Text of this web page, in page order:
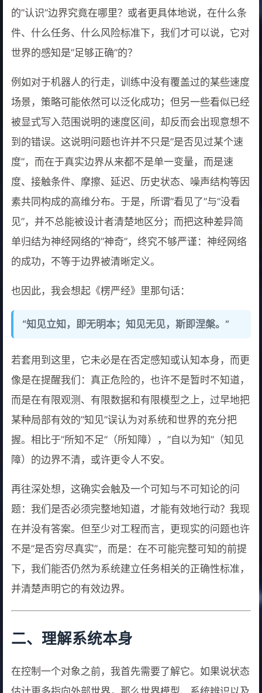
的”认识”边界究竟在哪里？或者更具体地说，在什么条
件、什么任务、什么风险标准下，我们才可以说，它对
世界的感知是”足够正确”的？
例如对于机器人的行走，训练中没有覆盖过的某些速度
场景，策略可能依然可以泛化成功；但另一些看似已经
被显式写入范围说明的速度区间，却反而会出现意想不
到的错误。这说明问题也许并不只是”是否见过某个速
度”，而在于真实边界从来都不是单一变量，而是速
度、接触条件、摩擦、延迟、历史状态、噪声结构等因
素共同构成的高维分布。于是，所谓”看见了”与”没看
见”，并不总能被设计者清楚地区分；而把这种差异简
单归结为神经网络的”神奇”，终究不够严谨：神经网络
的成功，不等于边界被清晰定义。
也因此，我会想起《楞严经》里那句话：
“知见立知，即无明本；知见无见，斯即涅槃。”
若套用到这里，它未必是在否定感知或认知本身，而更
像是在提醒我们：真正危险的，也许不是暂时不知道，
而是在有限观测、有限数据和有限模型之上，过早地把
某种局部有效的”知见”误认为对系统和世界的充分把
握。相比于”所知不足”（所知障），”自以为知”（知见
障）的边界不清，或许更令人不安。
再往深处想，这确实会触及一个可知与不可知论的问
题：我们是否必须完整地知道，才能有效地行动？我现
在并没有答案。但至少对工程而言，更现实的问题也许
不是”是否穷尽真实”，而是：在不可能完整可知的前提
下，我们能否仍然为系统建立任务相关的正确性标准，
并清楚声明它的有效边界。
二、理解系统本身
在控制一个对象之前，我首先需要了解它。如果说状态